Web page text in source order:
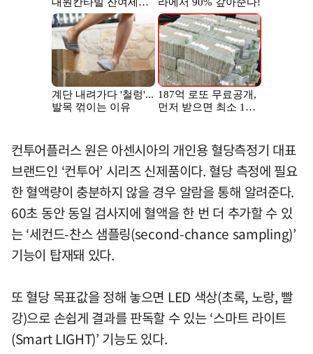
컨투어플러스 원은 아센시아의 개인용 혈당측정기 대표
브랜드인 ‘컨투어’ 시리즈 신제품이다. 혈당 측정에 필요
한 혈액량이 충분하지 않을 경우 알람을 통해 알려준다.
60초 동안 동일 검사지에 혈액을 한 번 더 추가할 수 있
는 ‘세컨드-찬스 샘플링(second-chance sampling)’
기능이 탑재돼 있다.
또 혈당 목표값을 정해 놓으면 LED 색상(초록, 노랑, 빨
강)으로 손쉽게 결과를 판독할 수 있는 ‘스마트 라이트
(Smart LIGHT)’ 기능도 있다.